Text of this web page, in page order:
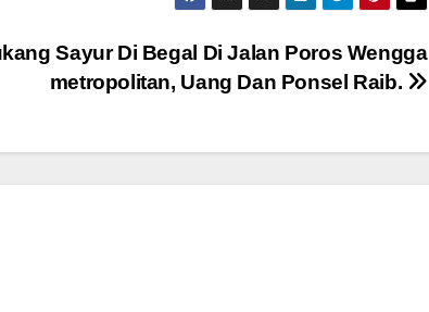
Sayur Di Begal Di Jalan Poros Wengga
metropolitan, Uang Dan Ponsel Raib.